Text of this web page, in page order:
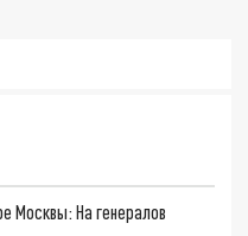
Москвы: На генералов